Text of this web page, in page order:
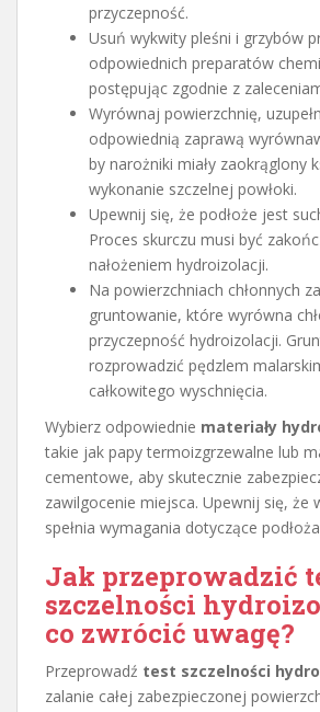
przyczepność.
Usuń wykwity pleśni i grzybów
odpowiednich preparatów
postępując zgodnie z
Wyrównaj powierzchnię,
odpowiednią zaprawą
by narożniki miały zaokrąglony
wykonanie szczelnej powłoki.
Upewnij się, że podłoże jest
Proces skurczu musi być
nałożeniem hydroizolacji.
Na powierzchniach chłonnych
gruntowanie, które wyrówna
przyczepność hydroizolacji.
rozprowadzić pędzlem
całkowitego wyschnięcia.
Wybierz odpowiednie materiały
takie jak papy termoizgrzewalne lub
cementowe, aby skutecznie
zawilgocenie miejsca. Upewnij się, że
spełnia wymagania dotyczące
Jak przeprowadzić
szczelności
co zwrócić uwagę?
Przeprowadź test szczelności
zalanie całej zabezpieczonej